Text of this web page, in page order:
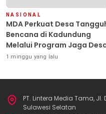
NASIONAL
MDA Perkuat Desa
Bencana di Kadundung
Melalui Program Jaga
1 minggu yang lalu
PT. Lintera Media Tama,
Sulawesi Selatan